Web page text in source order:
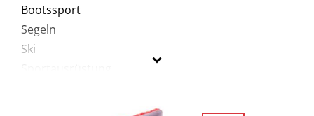
Bootssport
Segeln
Ski